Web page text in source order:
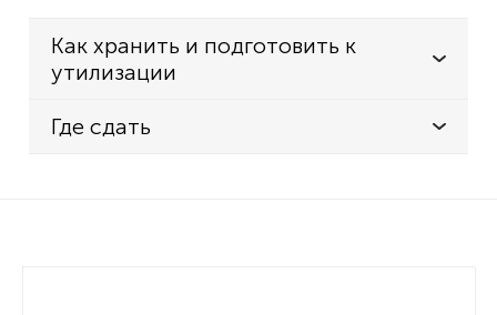
Как хранить и подготовить к
утилизации
Где сдать